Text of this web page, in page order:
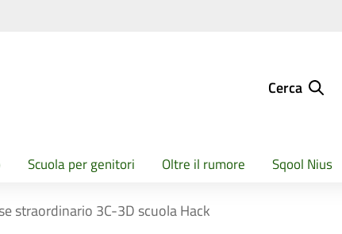
Cerca
Scuola per genitori Oltre il rumore Sqool Nius
straordinario 3C-3D scuola Hack